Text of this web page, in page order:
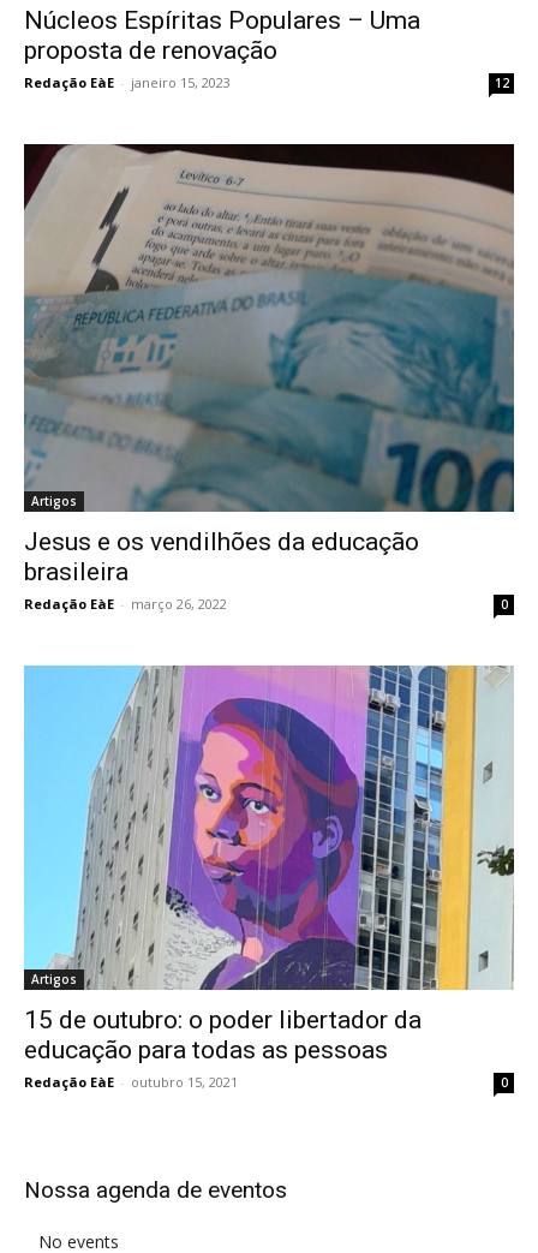
Núcleos Espíritas Populares – Uma
proposta de renovação
Redação EàE - janeiro 15, 2023 12
Artigos
Jesus e os vendilhões da educação
brasileira
Redação EàE - março 26, 2022 0
Artigos
15 de outubro: o poder libertador da
educação para todas as pessoas
Redação EàE - outubro 15, 2021 0
Nossa agenda de eventos
No events